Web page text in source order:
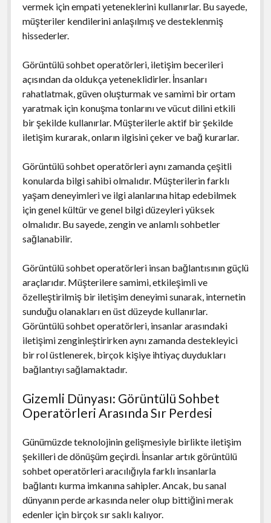
vermek için empati yeteneklerini kullanırlar. Bu sayede,
müşteriler kendilerini anlaşılmış ve desteklenmiş
hissederler.
Görüntülü sohbet operatörleri, iletişim becerileri
açısından da oldukça yeteneklidirler. İnsanları
rahatlatmak, güven oluşturmak ve samimi bir ortam
yaratmak için konuşma tonlarını ve vücut dilini etkili
bir şekilde kullanırlar. Müşterilerle aktif bir şekilde
iletişim kurarak, onların ilgisini çeker ve bağ kurarlar.
Görüntülü sohbet operatörleri aynı zamanda çeşitli
konularda bilgi sahibi olmalıdır. Müşterilerin farklı
yaşam deneyimleri ve ilgi alanlarına hitap edebilmek
için genel kültür ve genel bilgi düzeyleri yüksek
olmalıdır. Bu sayede, zengin ve anlamlı sohbetler
sağlanabilir.
Görüntülü sohbet operatörleri insan bağlantısının güçlü
araçlarıdır. Müşterilere samimi, etkileşimli ve
özelleştirilmiş bir iletişim deneyimi sunarak, internetin
sunduğu olanakları en üst düzeyde kullanırlar.
Görüntülü sohbet operatörleri, insanlar arasındaki
iletişimi zenginleştirirken aynı zamanda destekleyici
bir rol üstlenerek, birçok kişiye ihtiyaç duydukları
bağlantıyı sağlamaktadır.
Gizemli Dünyası: Görüntülü Sohbet
Operatörleri Arasında Sır Perdesi
Günümüzde teknolojinin gelişmesiyle birlikte iletişim
şekilleri de dönüşüm geçirdi. İnsanlar artık görüntülü
sohbet operatörleri aracılığıyla farklı insanlarla
bağlantı kurma imkanına sahipler. Ancak, bu sanal
dünyanın perde arkasında neler olup bittiğini merak
edenler için birçok sır saklı kalıyor.